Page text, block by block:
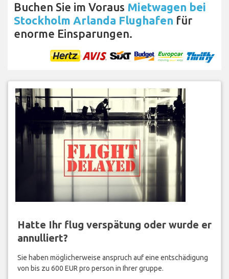
Buchen Sie im Voraus Mietwagen bei
Stockholm Arlanda Flughafen für
enorme Einsparungen.
Hatte Ihr flug verspätung oder wurde er
annulliert?
Sie haben möglicherweise anspruch auf eine entschädigung
von bis zu 600 EUR pro person in Ihrer gruppe.